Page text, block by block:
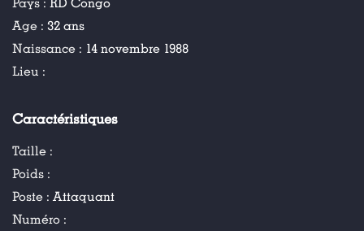
Pays : RD Congo
Age : 32 ans
Naissance : 14 novembre 1988
Lieu :
Caractéristiques
Taille :
Poids :
Poste : Attaquant
Numéro :